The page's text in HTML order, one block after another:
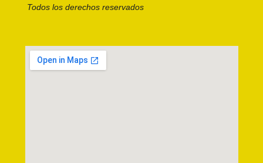
Todos los derechos reservados